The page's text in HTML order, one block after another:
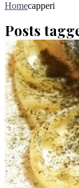
Homecapperi
Posts